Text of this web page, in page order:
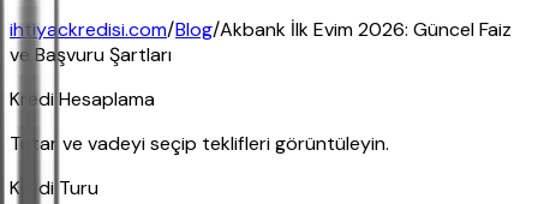
ihtiyackredisi.com/Blog/Akbank İlk Evim 2026: Güncel Faiz
ve Başvuru Şartları
Kredi Hesaplama
Tutar ve vadeyi seçip teklifleri görüntüleyin.
Kredi Turu